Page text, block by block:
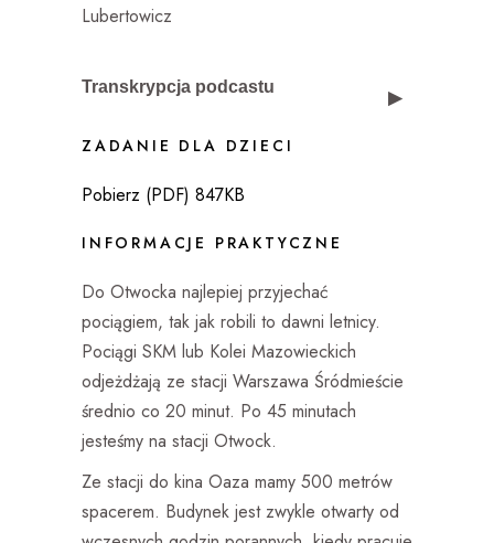
Lubertowicz
Transkrypcja podcastu
Odcinek piąty: Otwock. Stacja końcowa
Pracownia Etnograficzna i nasz
kulturach i religiach Mazowsza
Odcinek piąty: Otwock. Stacja końcowa
Sebastian Rakowski: To po pierwsze
na mnie zrobiło wrażenie, Perechodnik.
ZADANIE DLA DZIECI
Pobierz (PDF) 847KB
INFORMACJE PRAKTYCZNE
Do Otwocka najlepiej przyjechać
pociągiem, tak jak robili to dawni letnicy.
Pociągi SKM lub Kolei Mazowieckich
odjeżdżają ze stacji Warszawa Śródmieście
średnio co 20 minut. Po 45 minutach
jesteśmy na stacji Otwock.
Ze stacji do kina Oaza mamy 500 metrów
spacerem. Budynek jest zwykle otwarty od